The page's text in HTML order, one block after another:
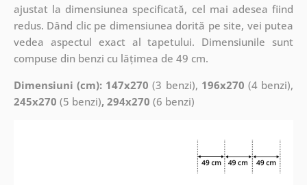
ajustat la dimensiunea specificată, cel mai adesea fiind
redus. Dând clic pe dimensiunea dorită pe site, vei putea
vedea aspectul exact al tapetului. Dimensiunile sunt
compuse din benzi cu lățimea de 49 cm.
Dimensiuni (cm): 147x270 (3 benzi), 196x270 (4 benzi),
245x270 (5 benzi), 294x270 (6 benzi)